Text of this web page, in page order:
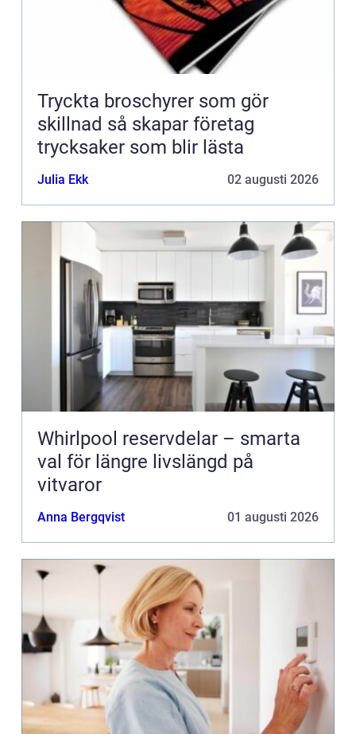
Tryckta broschyrer som gör
skillnad så skapar företag
trycksaker som blir lästa
Julia Ekk 02 augusti 2026
Whirlpool reservdelar – smarta
val för längre livslängd på
vitvaror
Anna Bergqvist 01 augusti 2026